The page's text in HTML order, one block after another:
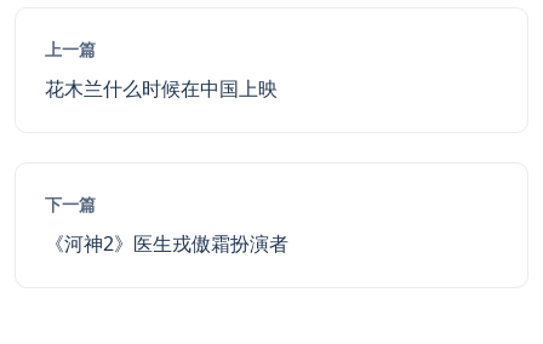
上一篇
花木兰什么时候在中国上映
下一篇
《河神2》医生戎傲霜扮演者